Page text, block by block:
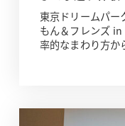
東京ドリームパー
もん＆フレンズ
率的なまわり方か